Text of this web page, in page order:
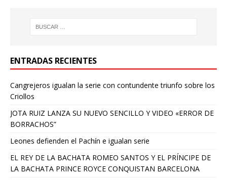
ENTRADAS RECIENTES
Cangrejeros igualan la serie con contundente triunfo sobre los
Criollos
JOTA RUIZ LANZA SU NUEVO SENCILLO Y VIDEO «ERROR DE
BORRACHOS”
Leones defienden el Pachín e igualan serie
EL REY DE LA BACHATA ROMEO SANTOS Y EL PRÍNCIPE DE
LA BACHATA PRINCE ROYCE CONQUISTAN BARCELONA